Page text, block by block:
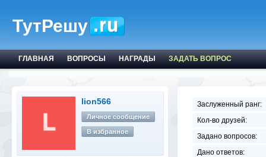
ТутРешу
ГЛАВНАЯ ВОПРОСЫ НАГРАДЫ ЗАДАТЬ ВОПРОС
lion566
Личное сообщение
В избранное
Заслуженный ранг:
Кол-во друзей:
Задано вопросов:
Дано ответов: